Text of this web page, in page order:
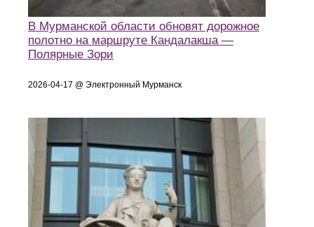
В Мурманской области обновят дорожное
полотно на маршруте Кандалакша —
Полярные Зори
2026-04-17 @ Электронный Мурманск